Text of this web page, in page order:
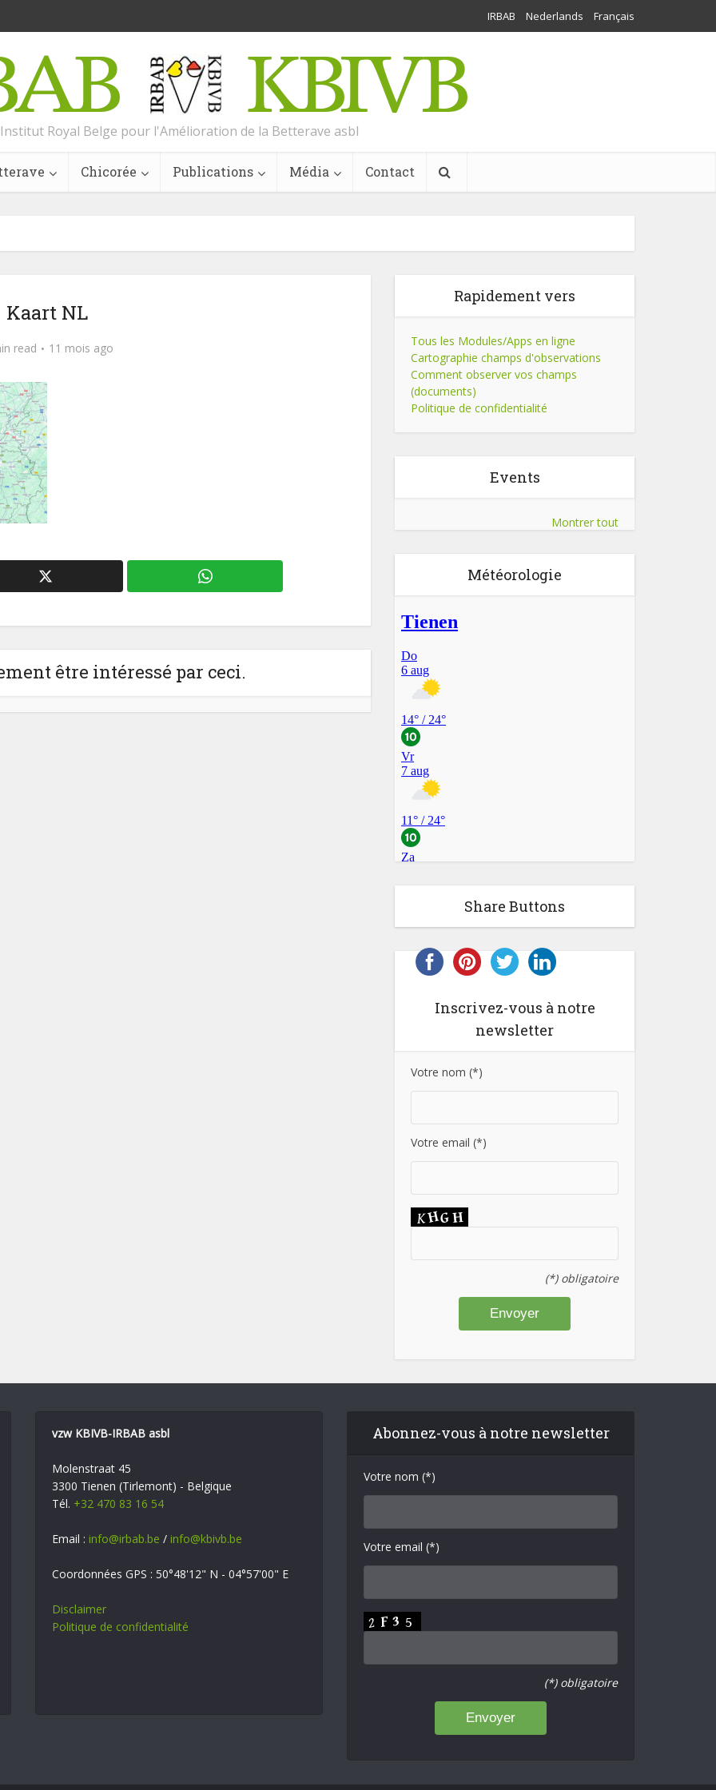
IRBAB Nederlands Français
Institut Royal Belge pour l'Amélioration de la Betterave asbl
Chicorée Publications Média Contact
Kaart NL
read 11 mois ago
être intéressé par ceci.
Rapidement vers
Tous les Modules/Apps en ligne
Cartographie champs d'observations
Comment observer vos champs
(documents)
Politique de confidentialité
Events
Montrer tout
Météorologie
Share Buttons
Inscrivez-vous à notre
newsletter
Votre nom (*)
Votre email (*)
(*) obligatoire
vzw KBIVB-IRBAB asbl
Molenstraat 45
3300 Tienen (Tirlemont) - Belgique
Tél. +32 470 83 16 54
Email : info@irbab.be / info@kbivb.be
Coordonnées GPS : 50°48'12" N - 04°57'00" E
Disclaimer
Politique de confidentialité
Abonnez-vous à notre newsletter
Votre nom (*)
Votre email (*)
(*) obligatoire